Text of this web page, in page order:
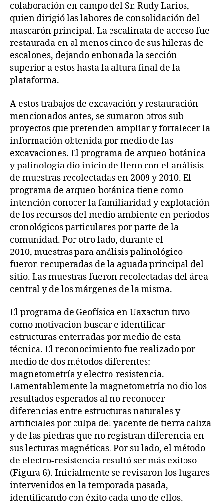
colaboración en campo del Sr. Rudy Larios,
quien dirigió las labores de consolidación del
mascarón principal. La escalinata de acceso fue
restaurada en al menos cinco de sus hileras de
escalones, dejando enbonada la sección
superior a estos hasta la altura final de la
plataforma.
A estos trabajos de excavación y restauración
mencionados antes, se sumaron otros sub-
proyectos que pretenden ampliar y fortalecer la
información obtenida por medio de las
excavaciones. El programa de arqueo-botánica
y palinología dio inicio de lleno con el análisis
de muestras recolectadas en 2009 y 2010. El
programa de arqueo-botánica tiene como
intención conocer la familiaridad y explotación
de los recursos del medio ambiente en periodos
cronológicos particulares por parte de la
comunidad. Por otro lado, durante el
2010, muestras para análisis palinológico
fueron recuperadas de la aguada principal del
sitio. Las muestras fueron recolectadas del área
central y de los márgenes de la misma.
El programa de Geofísica en Uaxactun tuvo
como motivación buscar e identificar
estructuras enterradas por medio de esta
técnica. El reconocimiento fue realizado por
medio de dos métodos diferentes:
magnetometría y electro-resistencia.
Lamentablemente la magnetometría no dio los
resultados esperados al no reconocer
diferencias entre estructuras naturales y
artificiales por culpa del yacente de tierra caliza
y de las piedras que no registran diferencia en
sus lecturas magnéticas. Por su lado, el método
de electro-resistencia resultó ser más exitoso
(Figura 6). Inicialmente se revisaron los lugares
intervenidos en la temporada pasada,
identificando con éxito cada uno de ellos.